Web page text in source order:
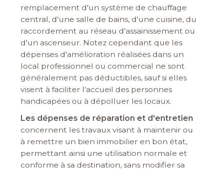
remplacement d'un système de chauffage
central, d'une salle de bains, d'une cuisine, du
raccordement au réseau d'assainissement ou
d'un ascenseur. Notez cependant que les
dépenses d'amélioration réalisées dans un
local professionnel ou commercial ne sont
généralement pas déductibles, sauf si elles
visent à faciliter l'accueil des personnes
handicapées ou à dépolluer les locaux.
Les dépenses de réparation et d'entretien
concernent les travaux visant à maintenir ou
à remettre un bien immobilier en bon état,
permettant ainsi une utilisation normale et
conforme à sa destination, sans modifier sa